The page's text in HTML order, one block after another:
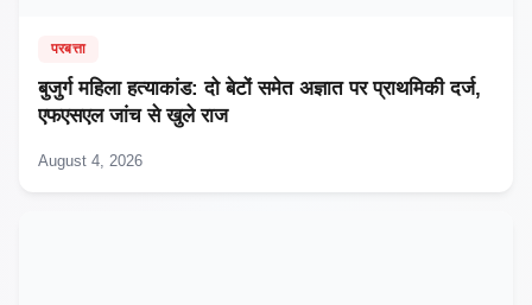
परबत्ता
बुजुर्ग महिला हत्याकांड: दो बेटों समेत अज्ञात पर प्राथमिकी दर्ज,
एफएसएल जांच से खुले राज
August 4, 2026